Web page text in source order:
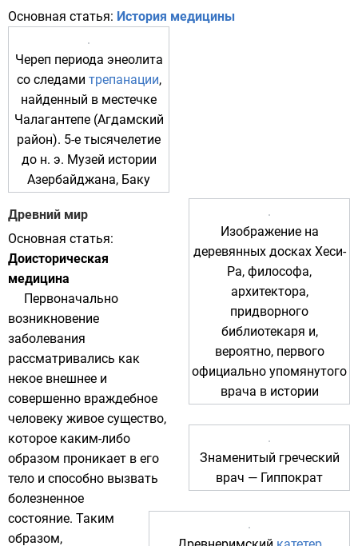
Основная статья: История медицины
Череп периода энеолита
со следами трепанации,
найденный в местечке
Чалагантепе (Агдамский
район). 5-е тысячелетие
до н. э. Музей истории
Азербайджана, Баку
Изображение на
деревянных досках Хеси-
Ра, философа,
архитектора,
придворного
библиотекаря и,
вероятно, первого
официально упомянутого
врача в истории
Знаменитый греческий
врач — Гиппократ
Древний мир
Основная статья:
Доисторическая
медицина
Первоначально
возникновение
заболевания
рассматривались как
некое внешнее и
совершенно враждебное
человеку живое существо,
которое каким-либо
образом проникает в его
тело и способно вызвать
болезненное
состояние. Таким
образом,